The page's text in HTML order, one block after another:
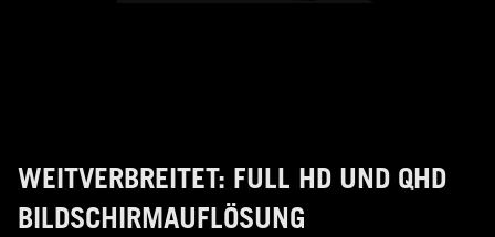
WEITVERBREITET: FULL HD UND QHD
BILDSCHIRMAUFLÖSUNG